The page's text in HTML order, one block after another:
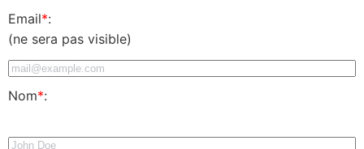
Email*:
(ne sera pas visible)
Nom*: